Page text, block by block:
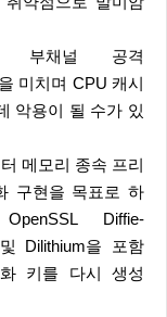
부채널 공격
미치며 CPU 캐시
악용이 될 수가 있
메모리 종속 프리
구현을 목표로 하
Diffie-
Dilithium을 포함
키를 다시 생성